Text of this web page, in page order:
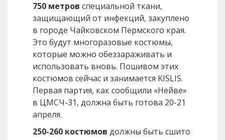
750 метров специальной ткани,
защищающий от инфекций, закуплено
в городе Чайковском Пермского края.
Это будут многоразовые костюмы,
которые можно обеззараживать и
использовать вновь. Пошивом этих
костюмов сейчас и занимается KISLIS.
Первая партия, как сообщили «Нейве»
в ЦМСЧ-31, должна быть готова 20-21
апреля.
250-260 костюмов должны быть сшито